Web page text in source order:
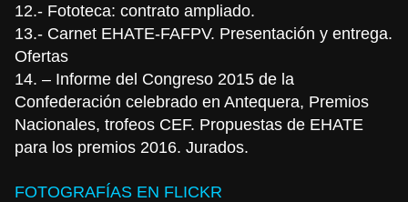
12.- Fototeca: contrato ampliado.
13.- Carnet EHATE-FAFPV. Presentación y entrega.
Ofertas
14. – Informe del Congreso 2015 de la
Confederación celebrado en Antequera, Premios
Nacionales, trofeos CEF. Propuestas de EHATE
para los premios 2016. Jurados.
FOTOGRAFÍAS EN FLICKR